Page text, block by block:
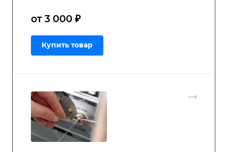
от 3 000 ₽
Купить товар